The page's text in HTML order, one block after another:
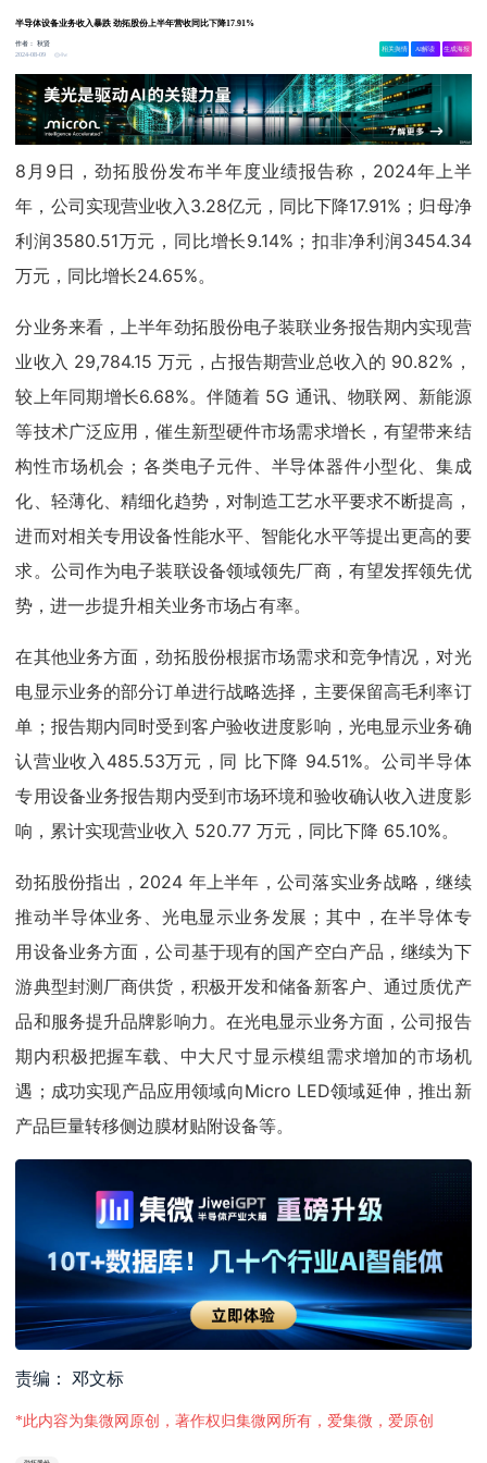
半导体设备业务收入暴跌 劲拓股份上半年营收同比下降17.91%
作者：秋贤
2024-08-09
4w
相关舆情 AI解读 生成海报
8月9日，劲拓股份发布半年度业绩报告称，2024年上半
年，公司实现营业收入3.28亿元，同比下降17.91%；归母净
利润3580.51万元，同比增长9.14%；扣非净利润3454.34
万元，同比增长24.65%。
分业务来看，上半年劲拓股份电子装联业务报告期内实现营
业收入 29,784.15 万元，占报告期营业总收入的 90.82%，
较上年同期增长6.68%。伴随着 5G 通讯、物联网、新能源
等技术广泛应用，催生新型硬件市场需求增长，有望带来结
构性市场机会；各类电子元件、半导体器件小型化、集成
化、轻薄化、精细化趋势，对制造工艺水平要求不断提高，
进而对相关专用设备性能水平、智能化水平等提出更高的要
求。公司作为电子装联设备领域领先厂商，有望发挥领先优
势，进一步提升相关业务市场占有率。
在其他业务方面，劲拓股份根据市场需求和竞争情况，对光
电显示业务的部分订单进行战略选择，主要保留高毛利率订
单；报告期内同时受到客户验收进度影响，光电显示业务确
认营业收入485.53万元，同 比下降 94.51%。公司半导体
专用设备业务报告期内受到市场环境和验收确认收入进度影
响，累计实现营业收入 520.77 万元，同比下降 65.10%。
劲拓股份指出，2024 年上半年，公司落实业务战略，继续
推动半导体业务、光电显示业务发展；其中，在半导体专
用设备业务方面，公司基于现有的国产空白产品，继续为下
游典型封测厂商供货，积极开发和储备新客户、通过质优产
品和服务提升品牌影响力。在光电显示业务方面，公司报告
期内积极把握车载、中大尺寸显示模组需求增加的市场机
遇；成功实现产品应用领域向Micro LED领域延伸，推出新
产品巨量转移侧边膜材贴附设备等。
责编： 邓文标
*此内容为集微网原创，著作权归集微网所有，爱集微，爱原创